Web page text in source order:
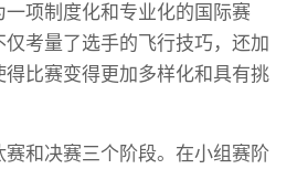
项制度化和专业化的国际赛
考量了选手的飞行技巧，还加
比赛变得更加多样化和具有挑
和决赛三个阶段。在小组赛阶